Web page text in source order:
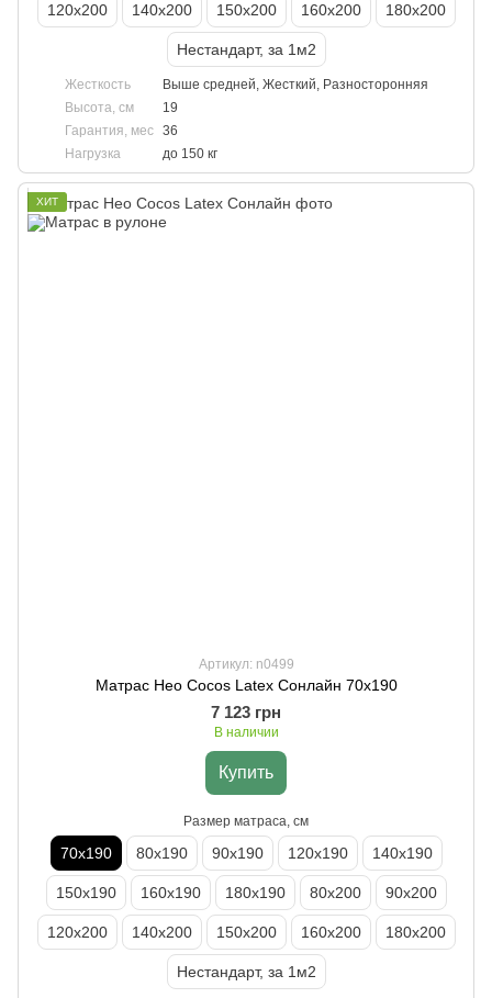
120х200 140х200 150х200 160х200 180х200
Нестандарт, за 1м2
Жесткость
Выше средней, Жесткий, Разносторонняя
Высота, см
19
Гарантия, мес
36
Нагрузка
до 150 кг
ХИТ
Артикул: n0499
Матрас Нео Cocos Latex Сонлайн 70х190
7 123 грн
В наличии
Купить
Размер матраса, см
70х190 80х190 90х190 120х190 140х190
150х190 160х190 180х190 80х200 90х200
120х200 140х200 150х200 160х200 180х200
Нестандарт, за 1м2